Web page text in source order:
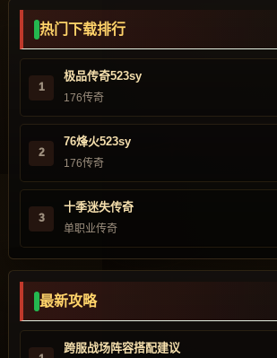
热门下载排行
1
极品传奇523sy
176传奇
2
76烽火523sy
176传奇
3
十季迷失传奇
单职业传奇
最新攻略
跨服战场阵容搭配建议